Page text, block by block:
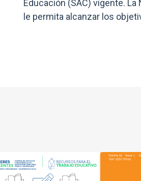
Educación (SAC) vigente.
le permita alcanzar los